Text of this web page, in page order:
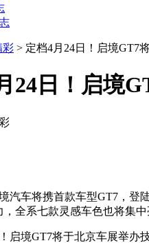
彩 > 定档4月24日！启境GT7
24日！启境
汽车将携首款车型GT7，登
全系七款灵感车色也将集中
启境GT7将于北京车展举办